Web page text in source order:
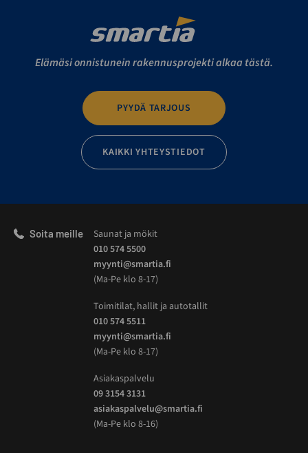
Elämäsi onnistunein rakennusprojekti alkaa tästä.
PYYDÄ TARJOUS
KAIKKI YHTEYSTIEDOT
Soita meille
Saunat ja mökit
010 574 5500
myynti@smartia.fi
(Ma-Pe klo 8-17)
Toimitilat, hallit ja autotallit
010 574 5511
myynti@smartia.fi
(Ma-Pe klo 8-17)
Asiakaspalvelu
09 3154 3131
asiakaspalvelu@smartia.fi
(Ma-Pe klo 8-16)